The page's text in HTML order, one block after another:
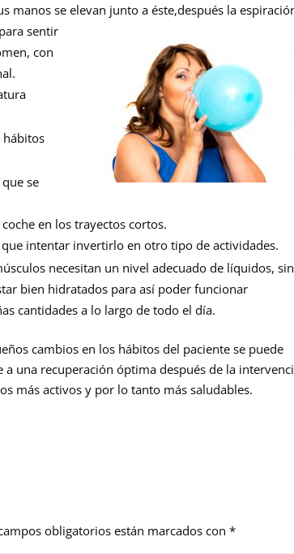
manos se elevan junto a éste,después la
sentir
con
hábitos
se
en los trayectos cortos.
intentar invertirlo en otro tipo de actividades.
necesitan un nivel adecuado de líquidos,
bien hidratados para así poder funcionar
cantidades a lo largo de todo el día.
cambios en los hábitos del paciente se puede
una recuperación óptima después de la
más activos y por lo tanto más saludables.
obligatorios están marcados con*